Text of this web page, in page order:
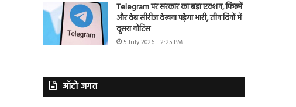
Telegram पर सरकार का बड़ा एक्शन, फिल्में
और वेब सीरीज देखना पड़ेगा भारी, तीन दिनों में
दूसरा नोटिस
5 July 2026 - 2:25 PM
ऑटो जगत